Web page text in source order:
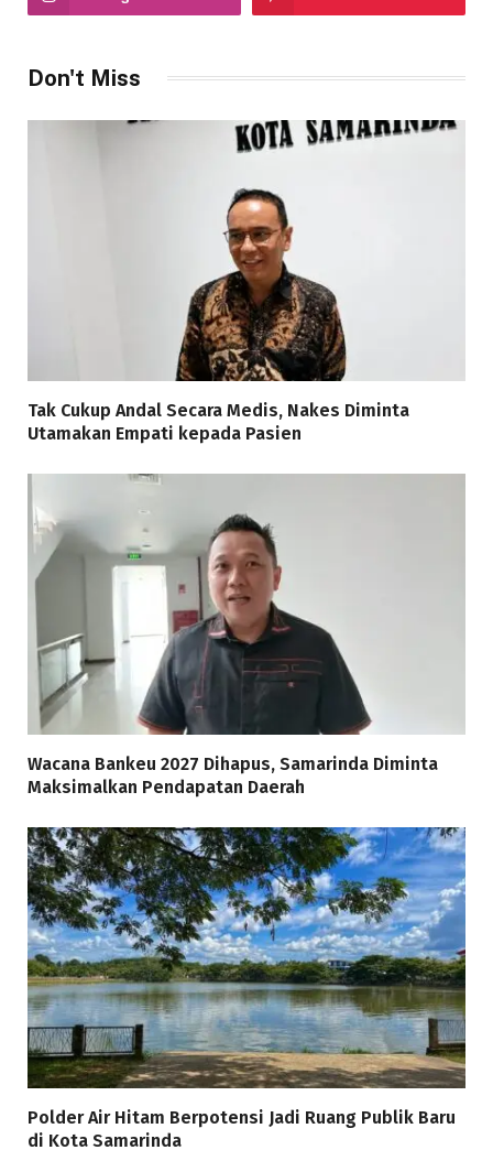
Don't Miss
Tak Cukup Andal Secara Medis, Nakes Diminta
Utamakan Empati kepada Pasien
Wacana Bankeu 2027 Dihapus, Samarinda Diminta
Maksimalkan Pendapatan Daerah
Polder Air Hitam Berpotensi Jadi Ruang Publik Baru
di Kota Samarinda